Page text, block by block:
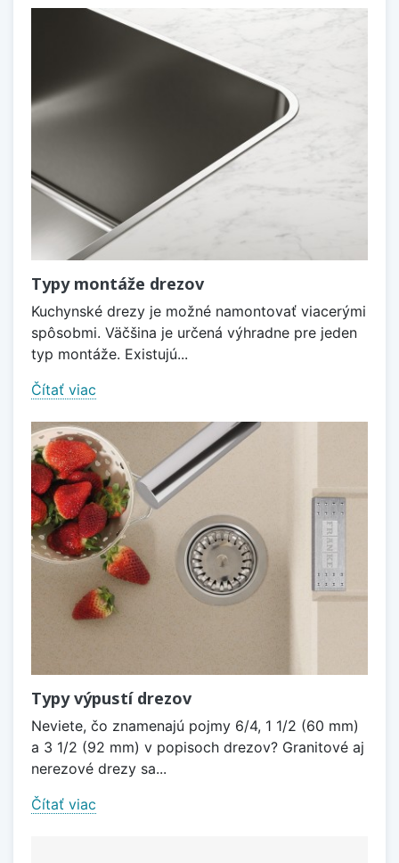
Typy montáže drezov
Kuchynské drezy je možné namontovať viacerými
spôsobmi. Väčšina je určená výhradne pre jeden
typ montáže. Existujú...
Čítať viac
Typy výpustí drezov
Neviete, čo znamenajú pojmy 6/4, 1 1/2 (60 mm)
a 3 1/2 (92 mm) v popisoch drezov? Granitové aj
nerezové drezy sa...
Čítať viac